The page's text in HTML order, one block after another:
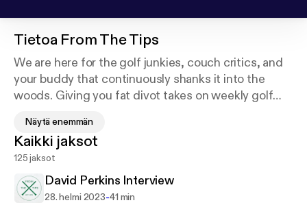
Tietoa From The Tips
We are here for the golf junkies, couch critics, and
your buddy that continuously shanks it into the
woods. Giving you fat divot takes on weekly golf
foursome at the public course. Laugh, cry, and golf
with us.
And always remember to play From The Tips.
Näytä enemmän
Kaikki jaksot
125 jaksot
David Perkins Interview
28. helmi 2023-41 min